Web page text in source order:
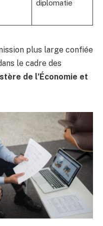
diplomatie
plus large confiée
le cadre des
de l’Économie et